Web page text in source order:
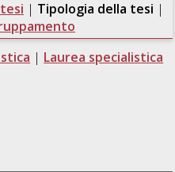
| Tipologia della tesi |
| Laurea specialistica